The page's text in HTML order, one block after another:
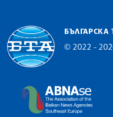
БЪЛГАРСКА
© 2022 -
The